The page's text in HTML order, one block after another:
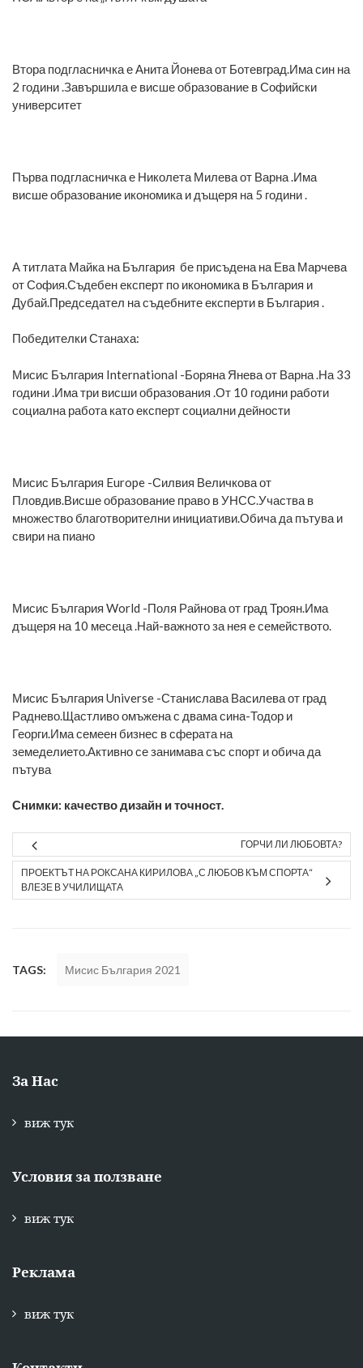
Втора подгласничка е Анита Йонева от Ботевград.Има син на
2 години .Завършила е висше образование в Софийски
университет
Първа подгласничка е Николета Милева от Варна .Има
висше образование икономика и дъщеря на 5 години .
А титлата Майка на България бе присъдена на Ева Марчева
от София.Съдебен експерт по икономика в България и
Дубай.Председател на съдебните експерти в България .
Победителки Станаха:
Мисис България International -Боряна Янева от Варна .На 33
години .Има три висши образования .От 10 години работи
социална работа като експерт социални дейности
Мисис България Europe -Силвия Величкова от
Пловдив.Висше образование право в УНСС.Участва в
множество благотворителни инициативи.Обича да пътува и
свири на пиано
Мисис България World -Поля Райнова от град Троян.Има
дъщеря на 10 месеца .Най-важното за нея е семейството.
Мисис България Universe -Станислава Василева от град
Раднево.Щастливо омъжена с двама сина-Тодор и
Георги.Има семеен бизнес в сферата на
земеделието.Активно се занимава със спорт и обича да
пътува
Снимки: качество дизайн и точност.
ГОРЧИ ЛИ ЛЮБОВТА?
ПРОЕКТЪТ НА РОКСАНА КИРИЛОВА „С ЛЮБОВ КЪМ СПОРТА“
ВЛЕЗЕ В УЧИЛИЩАТА
TAGS: Мисис България 2021
За Нас
виж тук
Условия за ползване
виж тук
Реклама
виж тук